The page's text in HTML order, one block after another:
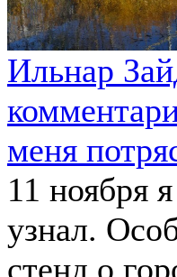
Ильнар
меня
11 ноября
узнал.
стенд о